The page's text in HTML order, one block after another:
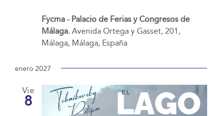
Fycma - Palacio de Ferias y Congresos de
Málaga. Avenida Ortega y Gasset, 201,
Málaga, Málaga, España
enero 2027
Vie
8